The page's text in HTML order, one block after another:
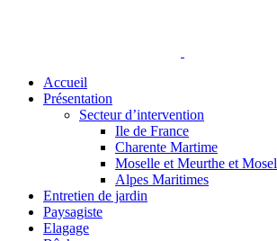
Accueil
Présentation
Secteur d’intervention
Ile de France
Charente Martime
Moselle et Meurthe et
Alpes Maritimes
Entretien de jardin
Paysagiste
Elagage